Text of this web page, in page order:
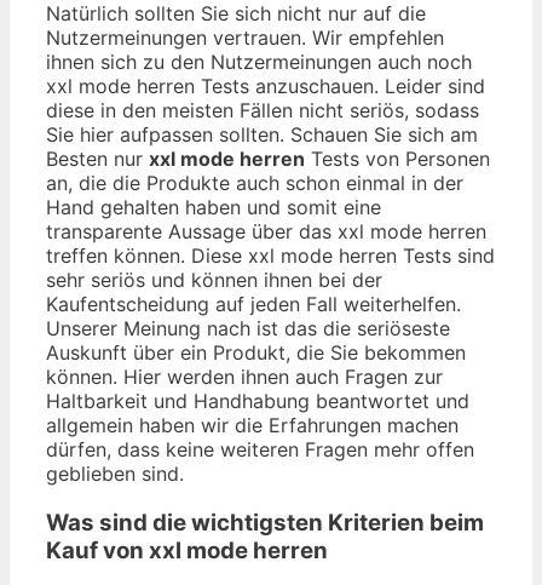
Natürlich sollten Sie sich nicht nur auf die
Nutzermeinungen vertrauen. Wir empfehlen
ihnen sich zu den Nutzermeinungen auch noch
xxl mode herren Tests anzuschauen. Leider sind
diese in den meisten Fällen nicht seriös, sodass
Sie hier aufpassen sollten. Schauen Sie sich am
Besten nur xxl mode herren Tests von Personen
an, die die Produkte auch schon einmal in der
Hand gehalten haben und somit eine
transparente Aussage über das xxl mode herren
treffen können. Diese xxl mode herren Tests sind
sehr seriös und können ihnen bei der
Kaufentscheidung auf jeden Fall weiterhelfen.
Unserer Meinung nach ist das die seriöseste
Auskunft über ein Produkt, die Sie bekommen
können. Hier werden ihnen auch Fragen zur
Haltbarkeit und Handhabung beantwortet und
allgemein haben wir die Erfahrungen machen
dürfen, dass keine weiteren Fragen mehr offen
geblieben sind.
Was sind die wichtigsten Kriterien beim
Kauf von xxl mode herren